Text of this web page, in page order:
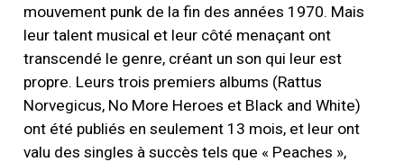
mouvement punk de la fin des années 1970. Mais
leur talent musical et leur côté menaçant ont
transcendé le genre, créant un son qui leur est
propre. Leurs trois premiers albums (Rattus
Norvegicus, No More Heroes et Black and White)
ont été publiés en seulement 13 mois, et leur ont
valu des singles à succès tels que « Peaches »,